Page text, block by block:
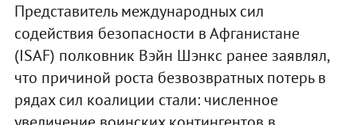
Представитель международных сил
содействия безопасности в Афганистане
(ISAF) полковник Вэйн Шэнкс ранее заявлял,
что причиной роста безвозвратных потерь в
рядах сил коалиции стали: численное